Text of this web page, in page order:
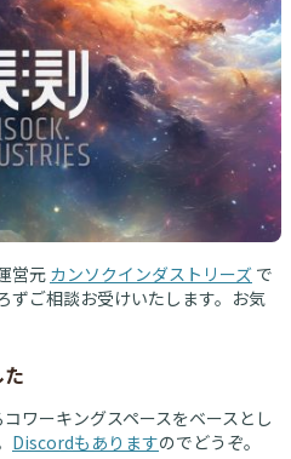
営元 カンソクインダストリーズ で
ずご相談お受けいたします。お気
ワーキングスペースをベースとし
Discordもありますのでどうぞ。